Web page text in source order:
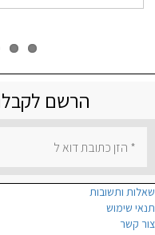
הרשם
שאלות ותשובות
תנאי שימוש
צור קשר